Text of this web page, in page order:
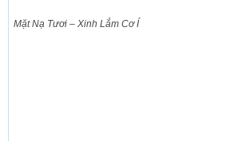
Mặt Nạ Tươi – Xinh Lắm Cơ Í